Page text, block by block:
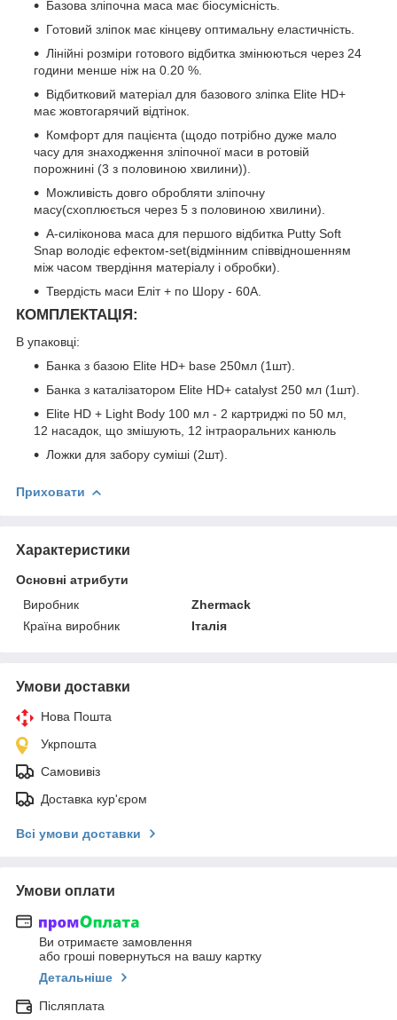
Базова зліпочна маса має біосумісність.
Готовий зліпок має кінцеву оптимальну еластичність.
Лінійні розміри готового відбитка змінюються через 24
години менше ніж на 0.20 %.
Відбитковий матеріал для базового зліпка Elite HD+
має жовтогарячий відтінок.
Комфорт для пацієнта (щодо потрібно дуже мало
часу для знаходження зліпочної маси в ротовій
порожнині (3 з половиною хвилини)).
Можливість довго обробляти зліпочну
масу(схоплюється через 5 з половиною хвилини).
А-силіконова маса для першого відбитка Putty Soft
Snap володіє ефектом-set(відмінним співвідношенням
між часом твердіння матеріалу і обробки).
Твердість маси Еліт + по Шору - 60А.
КОМПЛЕКТАЦІЯ :
В упаковці:
Банка з базою Elite HD+ base 250мл (1шт).
Банка з каталізатором Elite HD+ catalyst 250 мл (1шт).
Elite HD + Light Body 100 мл - 2 картриджі по 50 мл,
12 насадок, що змішують, 12 інтраоральних канюль
Ложки для забору суміші (2шт).
Приховати
Характеристики
Основні атрибути
Виробник
Zhermack
Країна виробник
Італія
Умови доставки
Нова Пошта
Укрпошта
Самовивіз
Доставка кур'єром
Всі умови доставки
Умови оплати
Ви отримаєте замовлення
або гроші повернуться на вашу картку
Детальніше
Післяплата